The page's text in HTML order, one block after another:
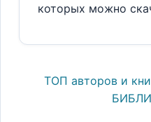
которых можно
ТОП авторов и